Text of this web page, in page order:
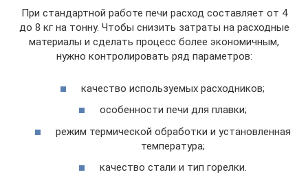
При стандартной работе печи расход составляет от 4
до 8 кг на тонну. Чтобы снизить затраты на расходные
материалы и сделать процесс более экономичным,
нужно контролировать ряд параметров:
качество используемых расходников;
особенности печи для плавки;
режим термической обработки и установленная
температура;
качество стали и тип горелки.